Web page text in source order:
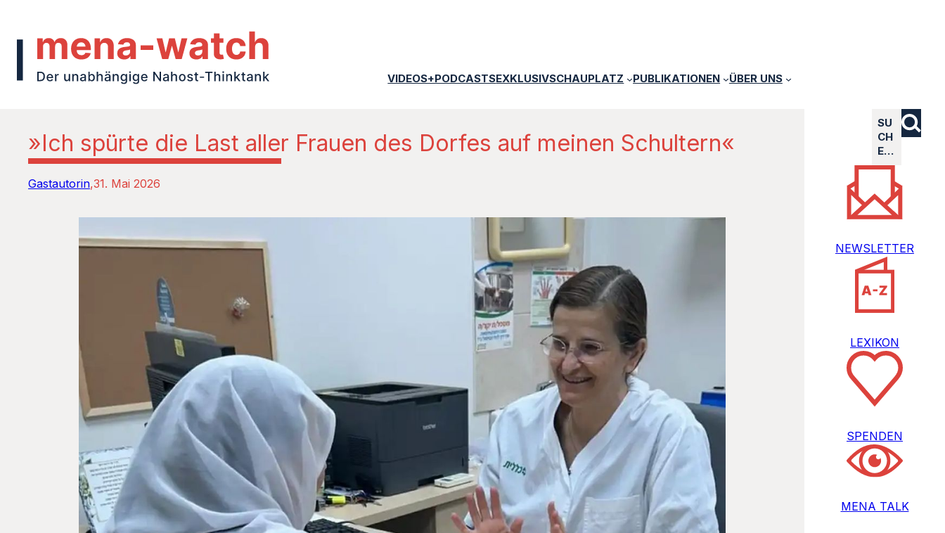
VIDEOS+PODCASTSEXKLUSIVSCHAUPLATZ PUBLIKATIONEN ÜBER UNS
»Ich spürte die Last aller Frauen des Dorfes auf meinen Schultern«
Gastautorin 31. Mai 2026
SU
CH
E…
NEWSLETTER
LEXIKON
SPENDEN
MENA TALK